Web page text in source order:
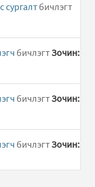
сургалт бичлэгт
бичлэгтЗочин:
бичлэгтЗочин:
бичлэгтЗочин: